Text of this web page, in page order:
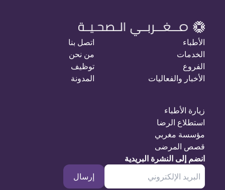
الأطباء
الخدمات
الفروع
الأخبار والفعاليات
اتصل بنا
من نحن
توظيف
المدونة
زيارة الأطباء
استطلاع الرضا
مؤسسة مغربي
قصص المرضى
انضم إلى النشرة البريدية
إرسال